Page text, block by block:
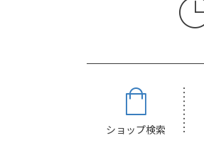
ショップ検索